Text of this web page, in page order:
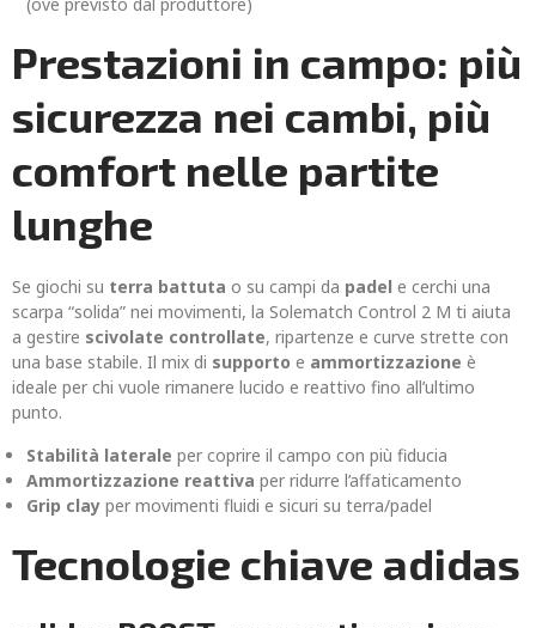
Prestazioni in campo: più
sicurezza nei cambi, più
comfort nelle partite
lunghe
Se giochi su terra battuta o su campi da padel e cerchi una
scarpa “solida” nei movimenti, la Solematch Control 2 M ti aiuta
a gestire scivolate controllate, ripartenze e curve strette con
una base stabile. Il mix di supporto e ammortizzazione è
ideale per chi vuole rimanere lucido e reattivo fino all’ultimo
punto.
Stabilità laterale per coprire il campo con più fiducia
Ammortizzazione reattiva per ridurre l’affaticamento
Grip clay per movimenti fluidi e sicuri su terra/padel
Tecnologie chiave adidas